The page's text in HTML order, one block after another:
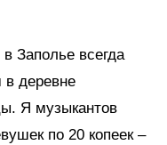
Заполье всегда
деревне
Я музыкантов
по 20 копеек –